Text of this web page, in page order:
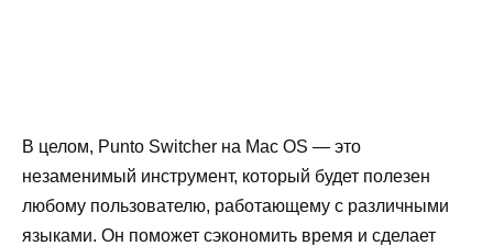
В целом, Punto Switcher на Mac OS — это
незаменимый инструмент, который будет полезен
любому пользователю, работающему с различными
языками. Он поможет сэкономить время и сделает